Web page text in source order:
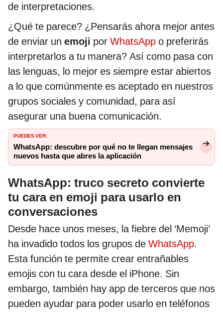
de interpretaciones.
¿Qué te parece? ¿Pensarás ahora mejor antes
de enviar un emoji por WhatsApp o preferirás
interpretarlos a tu manera? Así como pasa con
las lenguas, lo mejor es siempre estar abiertos
a lo que comúnmente es aceptado en nuestros
grupos sociales y comunidad, para así
asegurar una buena comunicación.
PUEDES VER:
WhatsApp: descubre por qué no te llegan mensajes
nuevos hasta que abres la aplicación
WhatsApp: truco secreto convierte
tu cara en emoji para usarlo en
conversaciones
Desde hace unos meses, la fiebre del ‘Memoji’
ha invadido todos los grupos de WhatsApp.
Esta función te permite crear entrañables
emojis con tu cara desde el iPhone. Sin
embargo, también hay app de terceros que nos
pueden ayudar para poder usarlo en teléfonos